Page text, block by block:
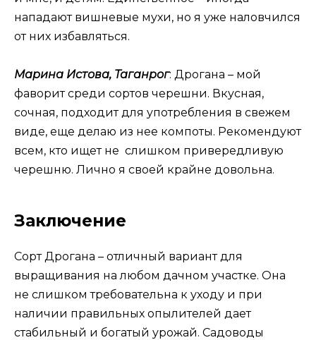
нападают вишневые мухи, но я уже наловчился
от них избавляться.
Марина Истова, Таганрог: Дрогана – мой
фаворит среди сортов черешни. Вкусная,
сочная, подходит для употребления в свежем
виде, еще делаю из нее компоты. Рекомендуют
всем, кто ищет не слишком привередливую
черешню. Лично я своей крайне довольна.
Заключение
Сорт Дрогана – отличный вариант для
выращивания на любом дачном участке. Она
не слишком требовательна к уходу и при
наличии правильных опылителей дает
стабильный и богатый урожай. Садоводы